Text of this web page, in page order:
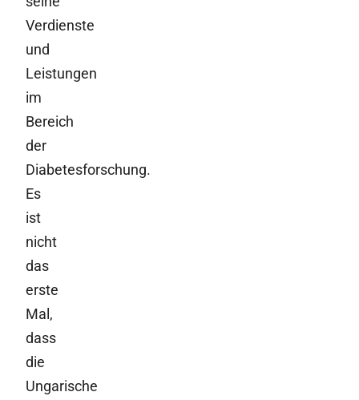
Verdienste
und
Leistungen
im
Bereich
der
Diabetesforschung.
Es
ist
nicht
das
erste
Mal,
dass
die
Ungarische